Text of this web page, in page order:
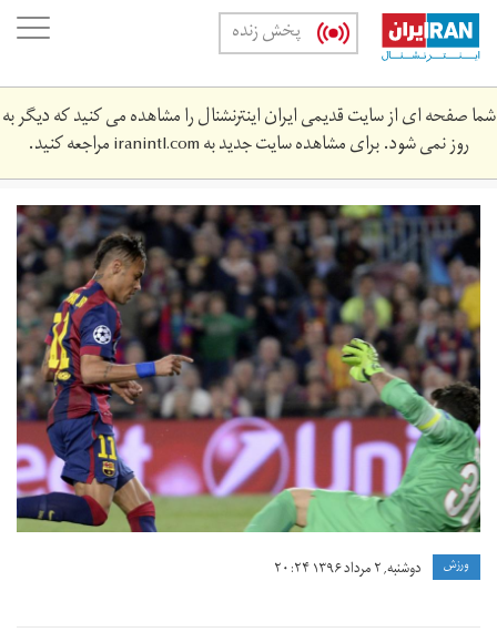
Skip
main
content
پخش زنده
شما صفحه ای از سایت قدیمی ایران اینترنشنال را مشاهده می کنید که دیگر به
روز نمی شود. برای مشاهده سایت جدید بهiranintl.comمراجعه کنید.
bbf3df81-
ce1f-
36cc-
bccd-
d2b99572dcd7.jpg
ورزش دوشنبه, ۲ مرداد ۱۳۹۶ ۲۰:۲۴